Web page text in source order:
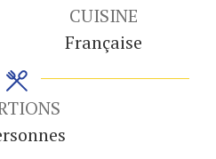
CUISINE
Française